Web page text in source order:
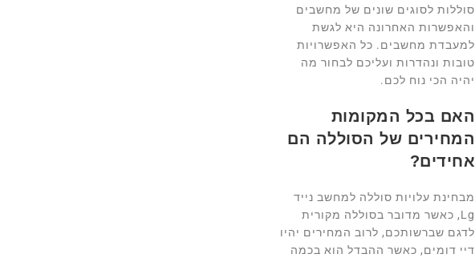
סוללות לסוגים שונים של מחשבים
והאפשרות האחרונה היא לגשת
למעבדת מחשבים. כל האפשרויות
טובות ונהדרות ועליכם לבחור מה
יהיה הכי נוח לכם.
האם בכל המקומות
המחירים של הסוללה הם
אחידים?
מבחינת עלויות סוללה למחשב נייד
Lg, כאשר מדובר בסוללה מקורית
לדגם שברשותכם, לרוב המחירים יהיו
דיי דומים, כאשר ההבדל הוא בכמה